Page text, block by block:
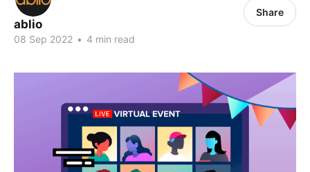
ablio
08 Sep 2022 • 4 min read
Share